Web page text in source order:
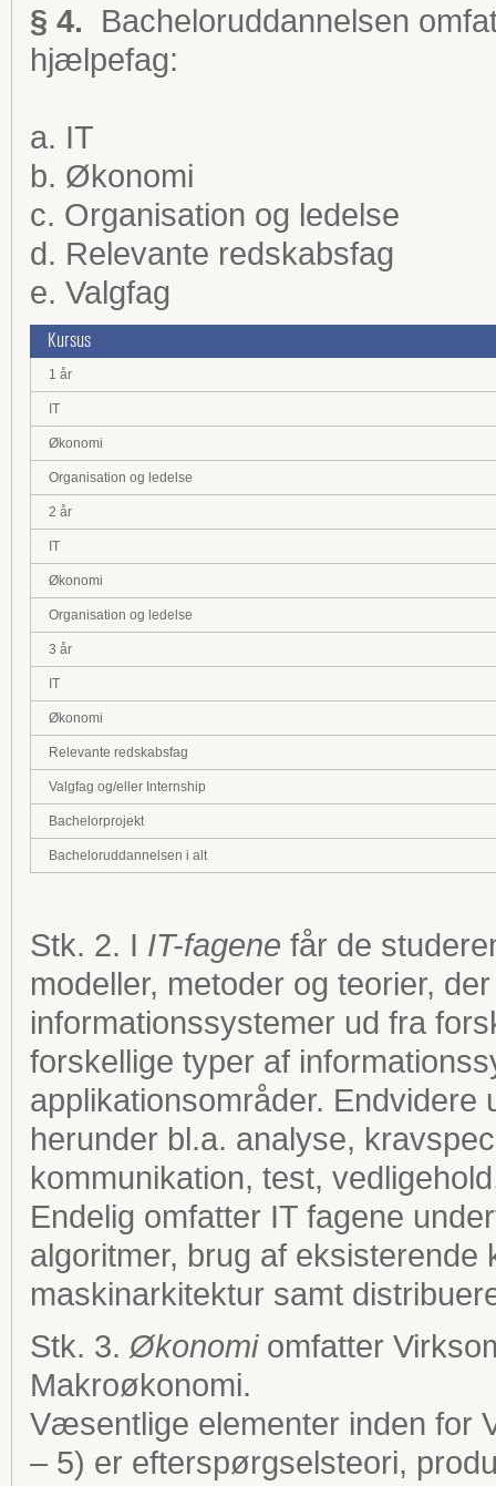
§ 4.
Bacheloruddannelsen
hjælpefag:
a. IT
b. Økonomi
c. Organisation og ledelse
d. Relevante redskabsfag
e. Valgfag
Kursus
1 år
IT
Økonomi
Organisation og ledelse
2 år
IT
Økonomi
Organisation og ledelse
3 år
IT
Økonomi
Relevante redskabsfag
Valgfag og/eller Internship
Bachelorprojekt
Bacheloruddannelsen i alt
Stk. 2. I IT-fagene får de
modeller, metoder og teorier,
informationssystemer ud fra
forskellige typer af
applikationsområder.
herunder bl.a. analyse,
kommunikation, test,
Endelig omfatter IT fagene
algoritmer, brug af
maskinarkitektur samt
Stk. 3. Økonomiomfatter
Makroøkonomi.
Væsentlige elementer inden for
– 5) er efterspørgselsteori,